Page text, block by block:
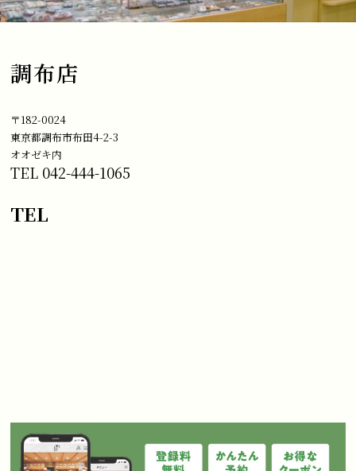
調布店
〒182-0024
東京都調布市布田4-2-3
オオゼキ内
TEL 042-444-1065
TEL